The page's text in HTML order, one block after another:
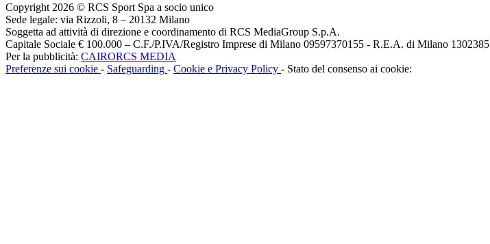
Copyright 2026 © RCS Sport Spa a socio unico
Sede legale: via Rizzoli, 8 – 20132 Milano
Soggetta ad attività di direzione e coordinamento di RCS MediaGroup S.p.A.
Capitale Sociale € 100.000 – C.F./P.IVA/Registro Imprese di Milano 09597370155 - R.E.A. di Milano 1302385
Per la pubblicità: CAIRORCS MEDIA
Preferenze sui cookie - Safeguarding - Cookie e Privacy Policy - Stato del consenso ai cookie: